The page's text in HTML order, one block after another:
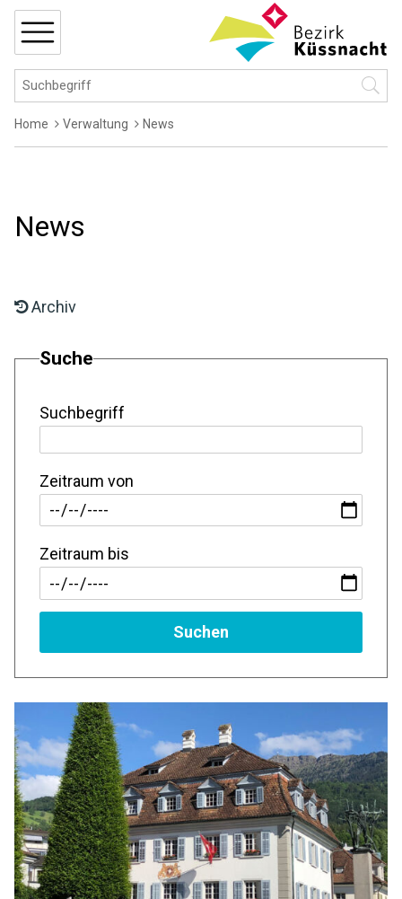
Navigieren in Küssnacht
Schnellnavigation
Hauptnavigation
Suchbegriff
Breadcrumb
Home Verwaltung News
News
Archiv
Suche
Suchbegriff
Zeitraum von
Zeitraum bis
Suchen